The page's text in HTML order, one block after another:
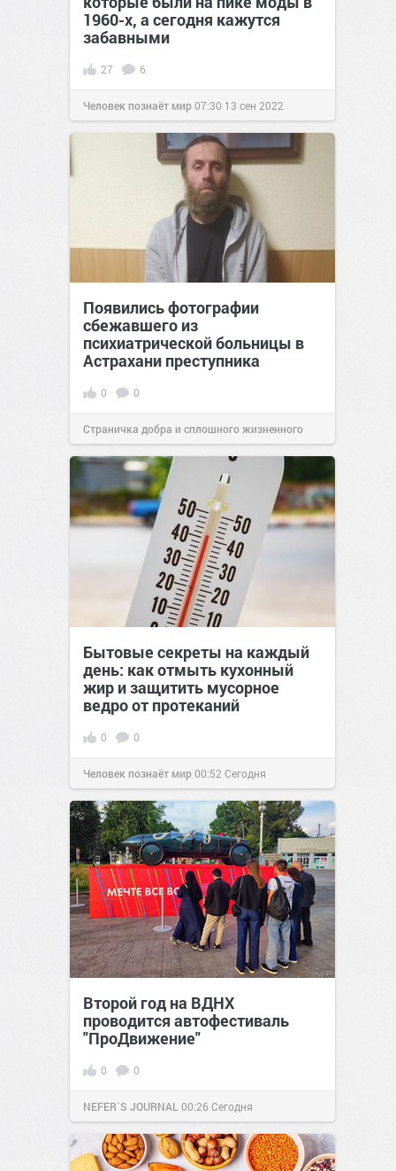
1960-х, а сегодня кажутся
забавными
27 6
Человек познаёт мир07:30 13 сен 2022
Появились фотографии
сбежавшего из
психиатрической больницы в
Астрахани преступника
0 0
Страничка добра и сплошного жизненного
позитива!10:1403 ноя 2021
Бытовые секреты на каждый
день: как отмыть кухонный
жир и защитить мусорное
ведро от протеканий
0 0
Человек познаёт мир00:52 Сегодня
Второй год на ВДНХ
проводится автофестиваль
"ПроДвижение"
0 0
NEFER`S JOURNAL 00:26Сегодня